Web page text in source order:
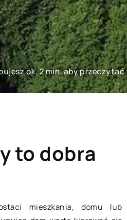
ok. 2 min. aby przeczytać
to dobra
mieszkania, domu lub